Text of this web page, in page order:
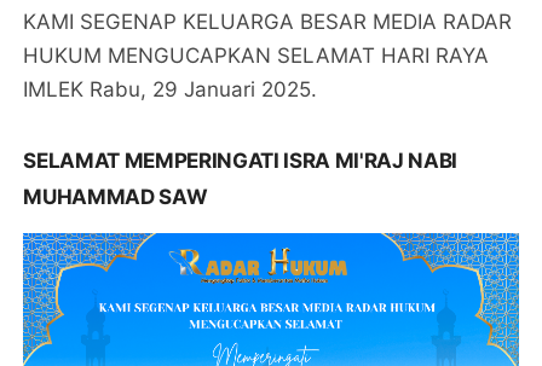
KAMI SEGENAP KELUARGA BESAR MEDIA RADAR
HUKUM MENGUCAPKAN SELAMAT HARI RAYA
IMLEK Rabu, 29 Januari 2025.
SELAMAT MEMPERINGATI ISRA MI'RAJ NABI
MUHAMMAD SAW